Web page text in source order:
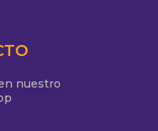
nuestro